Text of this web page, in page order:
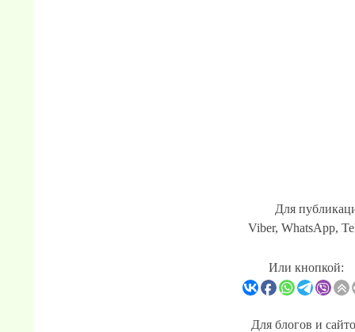
Для
Viber, WhatsApp,
Или кнопкой:
Для блогов и